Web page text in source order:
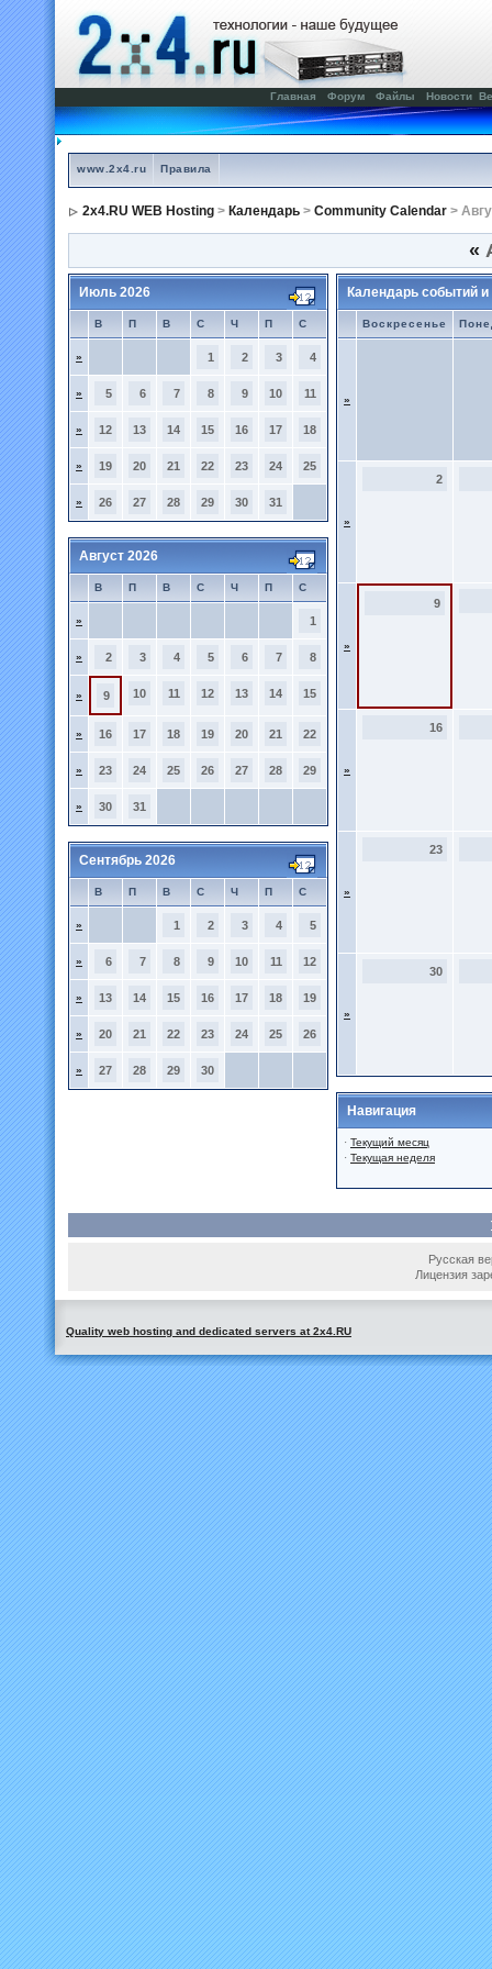
Главная Форум Файлы Новости
www.2x4.ru Правила
2x4.RU WEB Hosting > Календарь > Community Calendar >
«
Июль 2026
В П В С Ч П С
» 1 2 3 4
» 5 6 7 8 9 10 11
» 12 13 14 15 16 17 18
» 19 20 21 22 23 24 25
» 26 27 28 29 30 31
Август 2026
В П В С Ч П С
» 1
» 2 3 4 5 6 7 8
» 9 10 11 12 13 14 15
» 16 17 18 19 20 21 22
» 23 24 25 26 27 28 29
» 30 31
Сентябрь 2026
В П В С Ч П С
» 1 2 3 4 5
» 6 7 8 9 10 11 12
» 13 14 15 16 17 18 19
» 20 21 22 23 24 25 26
» 27 28 29 30
Календарь событий
Воскресенье
»
»
2
»
9
»
16
»
23
»
30
Навигация
· Текущий месяц
· Текущая неделя
Русская
Лицензия
Quality web hosting and dedicated servers at 2x4.RU